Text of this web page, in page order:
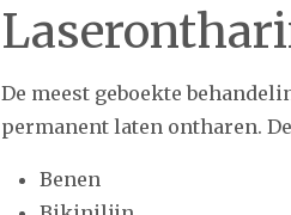
De meest geboekte
permanent laten ontharen.
Benen